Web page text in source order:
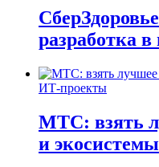
разработка в
ИТ-проекты
МТС: взять
и экосистемы